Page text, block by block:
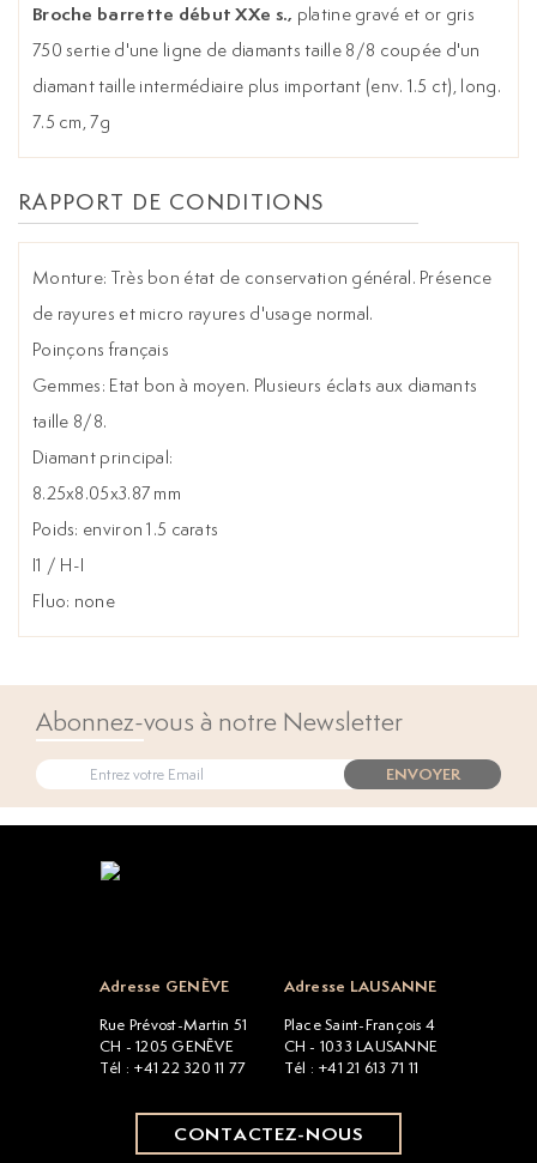
Broche barrette début XXe s., platine gravé et or gris
750 sertie d'une ligne de diamants taille 8/8 coupée d'un
diamant taille intermédiaire plus important (env. 1.5 ct), long.
7.5 cm, 7g
RAPPORT DE CONDITIONS
Monture: Très bon état de conservation général. Présence
de rayures et micro rayures d'usage normal.
Poinçons français
Gemmes: Etat bon à moyen. Plusieurs éclats aux diamants
taille 8/8.
Diamant principal:
8.25x8.05x3.87 mm
Poids: environ 1.5 carats
I1 / H-I
Fluo: none
Abonnez-vous à notre Newsletter
ENVOYER
Adresse GENÈVE
Rue Prévost-Martin 51
CH - 1205 GENÈVE
Tél : +41 22 320 11 77
Adresse LAUSANNE
Place Saint-François 4
CH - 1033 LAUSANNE
Tél : +41 21 613 71 11
CONTACTEZ-NOUS